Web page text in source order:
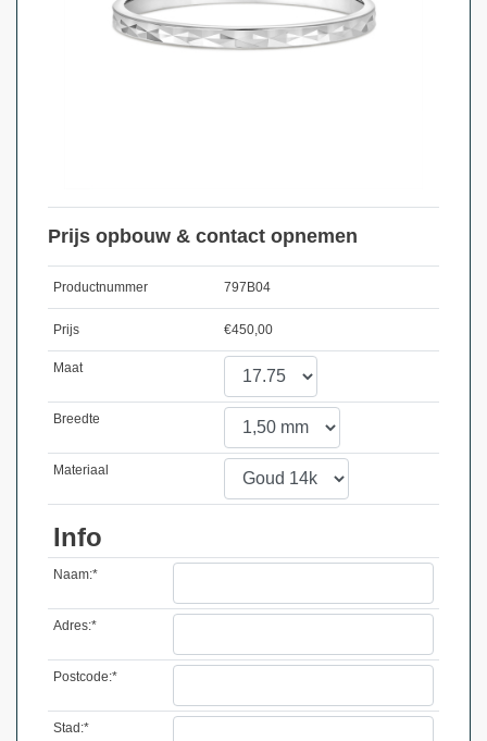
Prijs opbouw & contact opnemen
Productnummer 797B04
Prijs €450,00
Maat
Breedte
Materiaal
Info
Naam:*
Adres:*
Postcode:*
Stad:*